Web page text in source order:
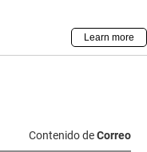
Contenido deCorreo